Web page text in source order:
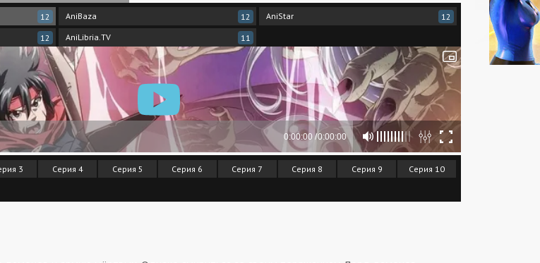
12 AniBaza 12 AniStar
12
12 AniLibria.TV 11
3 Серия 4 Серия 5 Серия 6 Серия 7 Серия 8 Серия 9
Серия 10